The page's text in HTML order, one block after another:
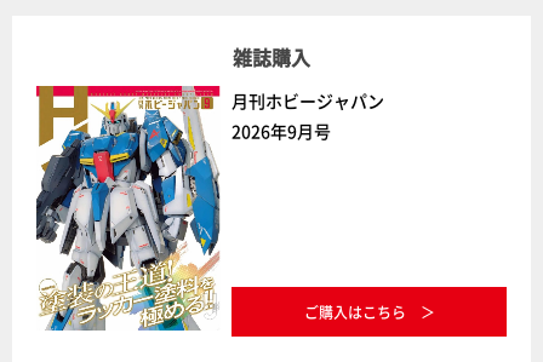
雑誌購入
月刊ホビージャパン
2026年9月号
ご購入はこちら